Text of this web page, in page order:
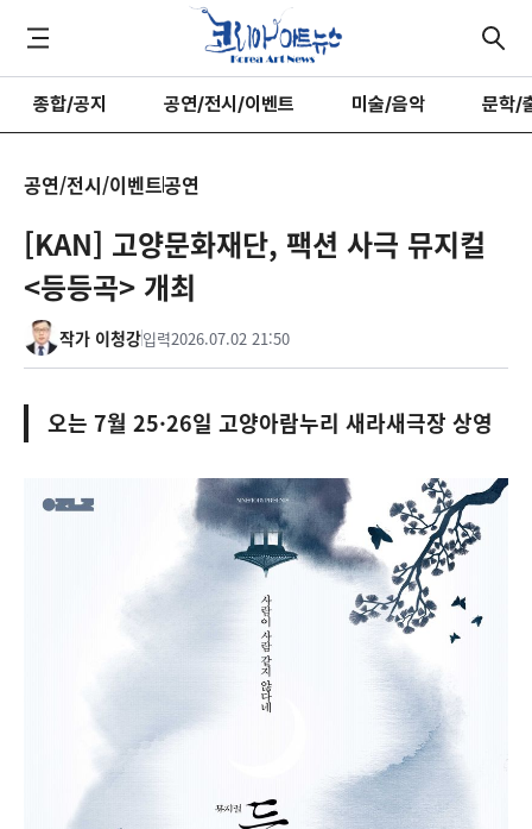
종합/공지 공연/전시/이벤트 미술/음악 문학/
공연/전시/이벤트공연
[KAN] 고양문화재단, 팩션 사극 뮤지컬
<등등곡> 개최
작가 이청강입력2026.07.02 21:50
오는 7월 25·26일 고양아람누리 새라새극장 상영